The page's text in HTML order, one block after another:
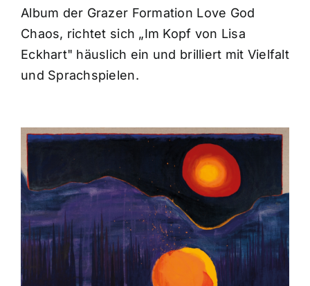
Album der Grazer Formation Love God
Chaos, richtet sich „Im Kopf von Lisa
Eckhart" häuslich ein und brilliert mit Vielfalt
und Sprachspielen.